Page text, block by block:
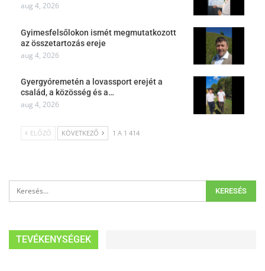
aug 4, 2026
Gyimesfelsőlokon ismét megmutatkozott
az összetartozás ereje
aug 4, 2026
Gyergyóremetén a lovassport erejét a
család, a közösség és a…
aug 4, 2026
ELŐZŐ KÖVETKEZŐ 1 A 1 414
TEVÉKENYSÉGEK